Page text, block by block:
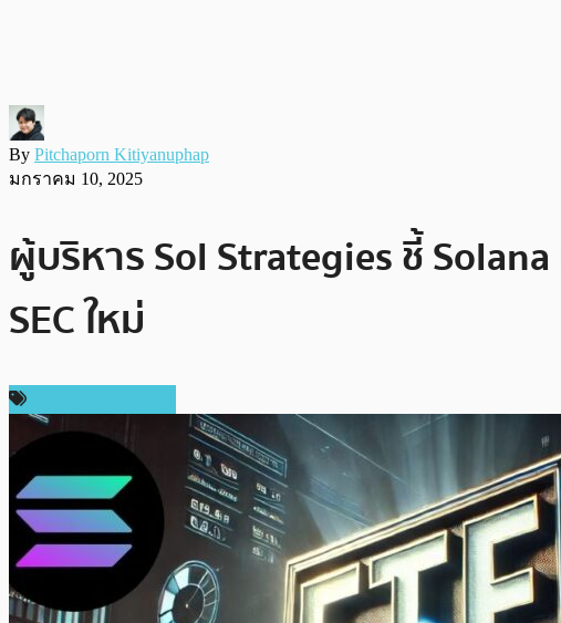
By Pitchaporn Kitiyanuphap
มกราคม 10, 2025
ผู้บริหาร Sol Strategies ชี้
SEC ใหม่